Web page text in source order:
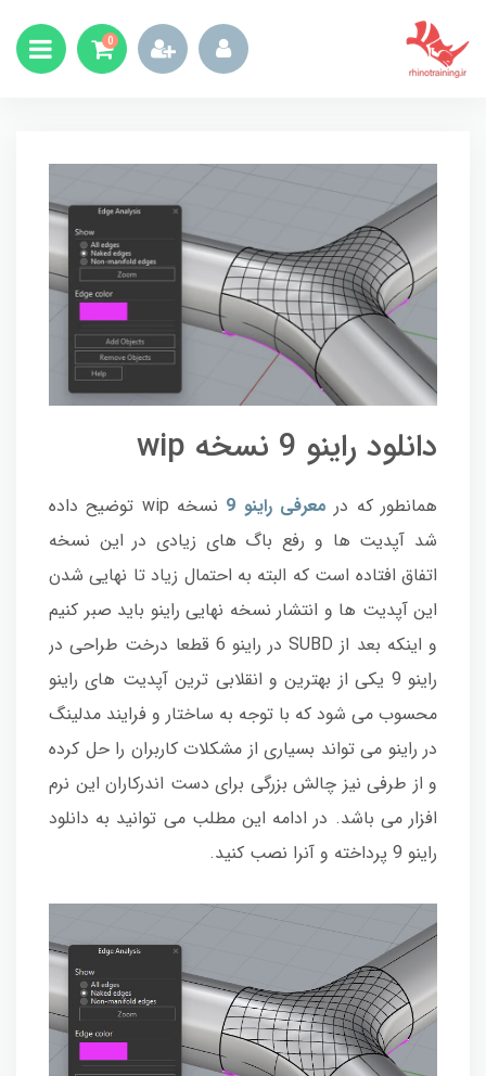
0
دانلود راینو 9 نسخه wip
همانطور که در معرفی راینو 9
نسخه wip توضیح داده
شد آپدیت ها و رفع باگ های زیادی در این نسخه
اتفاق افتاده است که البته به احتمال زیاد تا نهایی شدن
این آپدیت ها و انتشار نسخه نهایی راینو باید صبر کنیم
و اینکه بعد از SUBD در راینو 6 قطعا درخت طراحی در
راینو 9 یکی از بهترین و انقلابی ترین آپدیت های راینو
محسوب می شود که با توجه به ساختار و فرایند مدلینگ
در راینو می تواند بسیاری از مشکلات کاربران را حل کرده
و از طرفی نیز چالش بزرگی برای دست اندرکاران این نرم
افزار می باشد. در ادامه این مطلب می توانید به دانلود
راینو 9 پرداخته و آنرا نصب کنید.